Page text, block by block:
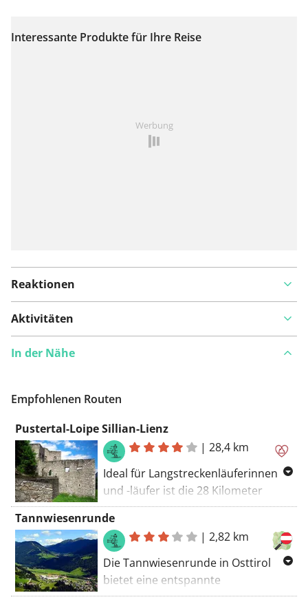
Auf Karte anzeigen
Interessante Produkte für Ihre Reise
Werbung
Reaktionen
Aktivitäten
In der Nähe
Empfohlenen Routen
Pustertal-Loipe Sillian-Lienz
|28,4 km
Ideal für Langstreckenläuferinnen
und -läufer ist die 28 Kilometer
lange, mittelschwierige Pustertal-
Loipe. Wer sich ein eher
entspanntes Ausdauertraining
vornehmen möchte, sollte in Sillian
starten, denn in Richtung Lienz geht
es größtenteils bergab. In
Tannwiesenrunde
|2,82 km
Die Tannwiesenrunde in Osttirol
bietet eine entspannte
Langlauferfahrung über 2,8